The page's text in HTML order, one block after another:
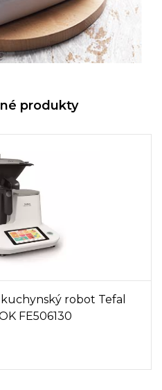
produkty
robot Tefal
FE506130